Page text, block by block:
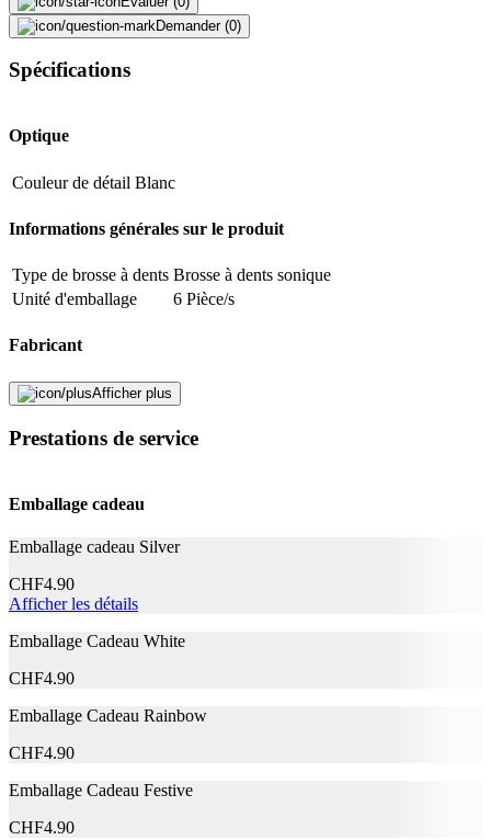
Demander (0)
Spécifications
Optique
Couleur de détail Blanc
Informations générales sur le produit
Type de brosse à dents Brosse à dents sonique
Unité d'emballage
6 Pièce/s
Fabricant
Nom du fabricant
Garantie du fabricant
Signaler une erreur
Description
Adresse e-mail (facultatif)
Signaler des données erronées
Afficher plus
Prestations de service
Emballage cadeau
Emballage cadeau Silver
CHF4.90
Afficher les détails
Emballage Cadeau White
CHF4.90
Emballage Cadeau Rainbow
CHF4.90
Emballage Cadeau Festive
CHF4.90